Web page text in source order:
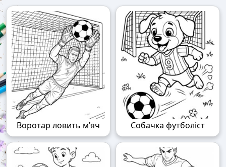
Воротар ловить м’яч Собачка футболіст